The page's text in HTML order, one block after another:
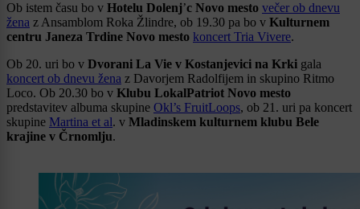
Ob istem času bo v Hotelu Dolenj’c Novo mesto večer ob dnevu
žena z Ansamblom Roka Žlindre, ob 19.30 pa bo v Kulturnem
centru Janeza Trdine Novo mesto koncert Tria Vivere.
Ob 20. uri bo v Dvorani La Vie v Kostanjevici na Krki gala
koncert ob dnevu žena z Davorjem Radolfijem in skupino Ritmo
Loco. Ob 20.30 bo v Klubu LokalPatriot Novo mesto
predstavitev albuma skupine Okl’s FruitLoops, ob 21. uri pa koncert
skupine Martina et al. v Mladinskem kulturnem klubu Bele
krajine v Črnomlju.